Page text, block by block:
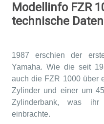
Modellinfo FZR
technische Daten
1987 erschien der
Yamaha. Wie die seit
auch die FZR 1000 über
Zylinder und einer um
Zylinderbank, was ihr
einbrachte.